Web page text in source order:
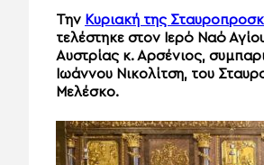
Την Κυριακή της
τελέστηκε στον Ιερό Ναό
Αυστρίας κ. Αρσένιος,
Ιωάννου Νικολίτση, του
Μελέσκο.